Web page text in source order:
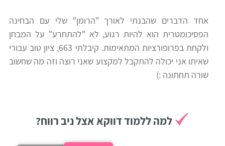
אחד הדברים שהבנתי לאורך "הרומן" שלי עם הבחינה
הפסיכומטרית הוא להיות רגוע, לא "להתחרע" על המבחן
ולקחת בפרופורציות המתאימות. קיבלתי 663, ציון טוב עבורי
שאיתו אני יכולה להתקבל למקצוע שאני רוצה וזה מה שחשוב
שורה תחתונה :)
למה ללמוד דווקא אצל ניב רווח?